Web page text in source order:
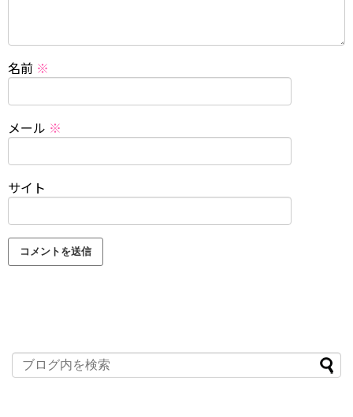
名前 ※
メール ※
サイト